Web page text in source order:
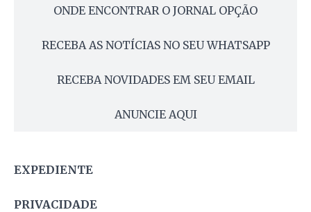
ONDE ENCONTRAR O JORNAL OPÇÃO
RECEBA AS NOTÍCIAS NO SEU WHATSAPP
RECEBA NOVIDADES EM SEU EMAIL
ANUNCIE AQUI
EXPEDIENTE
PRIVACIDADE